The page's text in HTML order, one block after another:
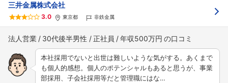
三井金属株式会社
3.0 東京都 非鉄金属
法人営業 30代後半男性 正社員 年収500万円
本社採用でないと出世は難しいような気がする。あくまで
も個人的感想。個人のポテンシャルもあると思うが、事業
部採用、子会社採用等だと管理職にはな…